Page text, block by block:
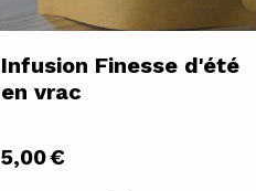
Infusion Finesse d'été
en vrac
5,00€